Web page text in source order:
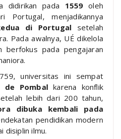
didirikan pada 1559 oleh
Portugal, menjadikannya
di Portugal setelah
Pada awalnya, UÉ dikelola
berfokus pada pengajaran
universitas ini sempat
de Pombal karena konflik
lebih dari 200 tahun,
dibuka kembali pada
pendidikan modern
disiplin ilmu.